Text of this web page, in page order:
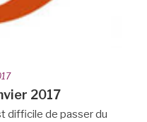
2017
difficile de passer du